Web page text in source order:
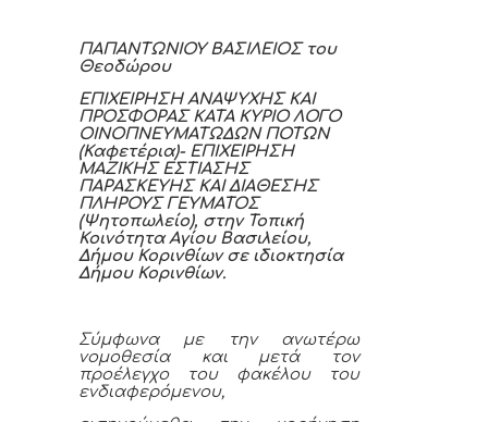
ΠΑΠΑΝΤΩΝΙΟΥ ΒΑΣΙΛΕΙΟΣ του
Θεοδώρου
ΕΠΙΧΕΙΡΗΣΗ ΑΝΑΨΥΧΗΣ ΚΑΙ
ΠΡΟΣΦΟΡΑΣ ΚΑΤΑ ΚΥΡΙΟ ΛΟΓΟ
ΟΙΝΟΠΝΕΥΜΑΤΩΔΩΝ ΠΟΤΩΝ
(Καφετέρια)- ΕΠΙΧΕΙΡΗΣΗ
ΜΑΖΙΚΗΣ ΕΣΤΙΑΣΗΣ
ΠΑΡΑΣΚΕΥΗΣ ΚΑΙ ΔΙΑΘΕΣΗΣ
ΠΛΗΡΟΥΣ ΓΕΥΜΑΤΟΣ
(Ψητοπωλείο), στην Τοπική
Κοινότητα Αγίου Βασιλείου,
Δήμου Κορινθίων σε ιδιοκτησία
Δήμου Κορινθίων.
Σύμφωνα με την ανωτέρω
νομοθεσία και μετά τον
προέλεγχο του φακέλου του
ενδιαφερόμενου,